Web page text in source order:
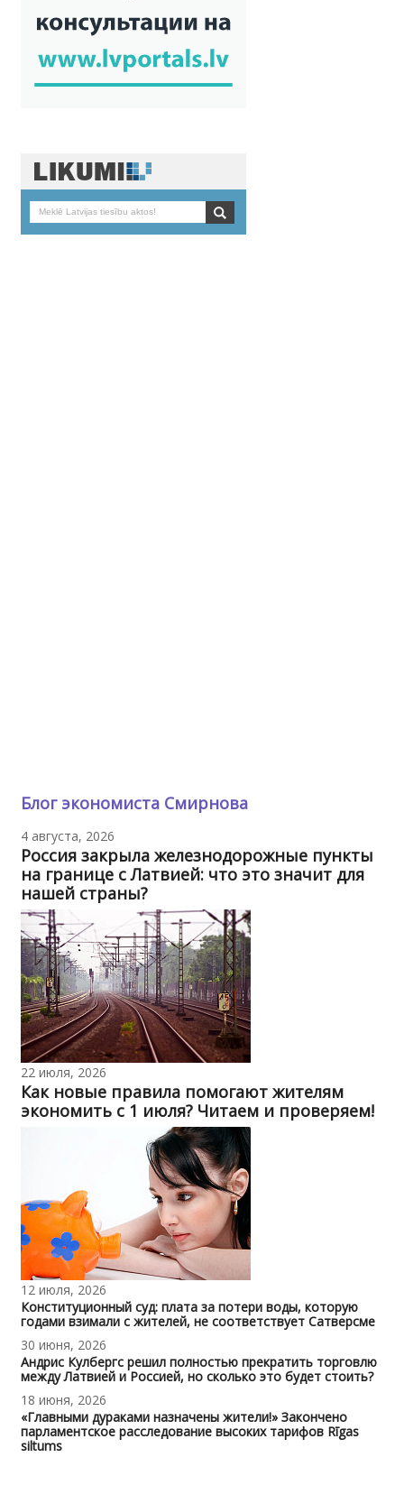
Блог экономиста Смирнова
4 августа, 2026
Россия закрыла железнодорожные пункты
на границе с Латвией: что это значит для
нашей страны?
22 июля, 2026
Как новые правила помогают жителям
экономить с 1 июля? Читаем и проверяем!
12 июля, 2026
Конституционный суд: плата за потери воды, которую
годами взимали с жителей, не соответствует Сатверсме
30 июня, 2026
Андрис Кулбергс решил полностью прекратить торговлю
между Латвией и Россией, но сколько это будет стоить?
18 июня, 2026
«Главными дураками назначены жители!» Закончено
парламентское расследование высоких тарифов Rīgas
siltums